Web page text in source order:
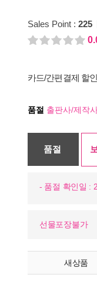
Sales Point : 225
카드/간편결제 할인
품절 출판사/제작
품절
- 품절 확인일 :
선물포장불가
새상품